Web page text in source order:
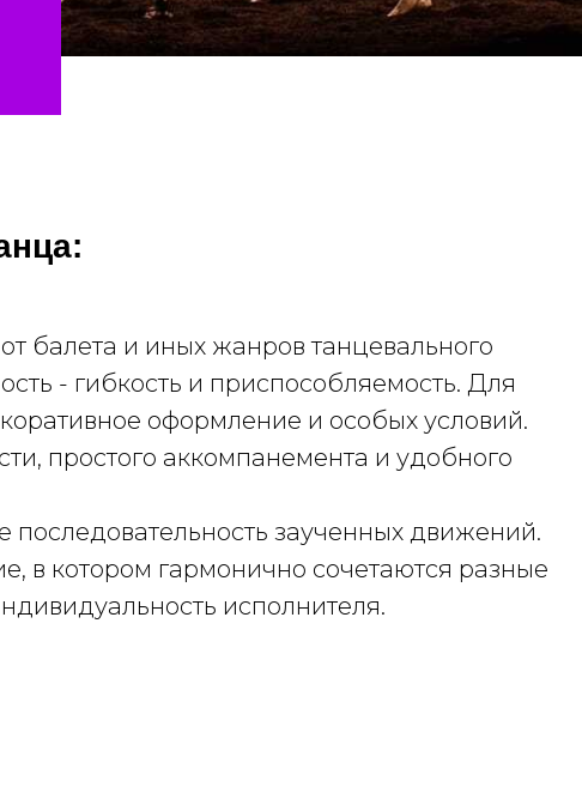
балета и иных жанров танцевального
- гибкость и приспособляемость. Для
оформление и особых условий.
простого аккомпанемента и удобного
последовательность заученных движений.
в котором гармонично сочетаются разные
исполнителя.